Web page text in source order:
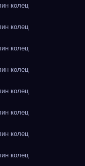
колец
колец
колец
колец
колец
колец
колец
колец